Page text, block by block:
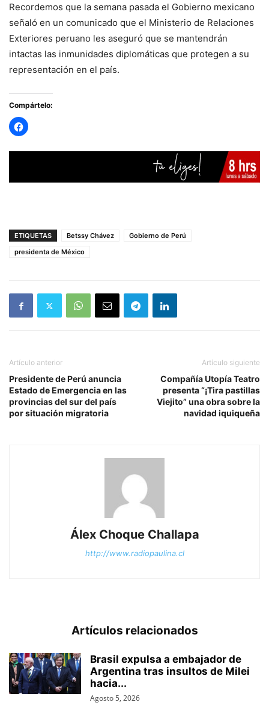
Recordemos que la semana pasada el Gobierno mexicano
señaló en un comunicado que el Ministerio de Relaciones
Exteriores peruano les aseguró que se mantendrán
intactas las inmunidades diplomáticas que protegen a su
representación en el país.
Compártelo:
ETIQUETAS Betssy Chávez
Gobierno de Perú
presidenta de México
Artículo anterior
Presidente de Perú anuncia
Estado de Emergencia en las
provincias del sur del país
por situación migratoria
Artículo siguiente
Compañía Utopía Teatro
presenta “¡Tira pastillas
Viejito” una obra sobre la
navidad iquiqueña
Álex Choque Challapa
http://www.radiopaulina.cl
Artículos relacionados
Brasil expulsa a embajador de
Argentina tras insultos de Milei
hacia...
Agosto 5, 2026